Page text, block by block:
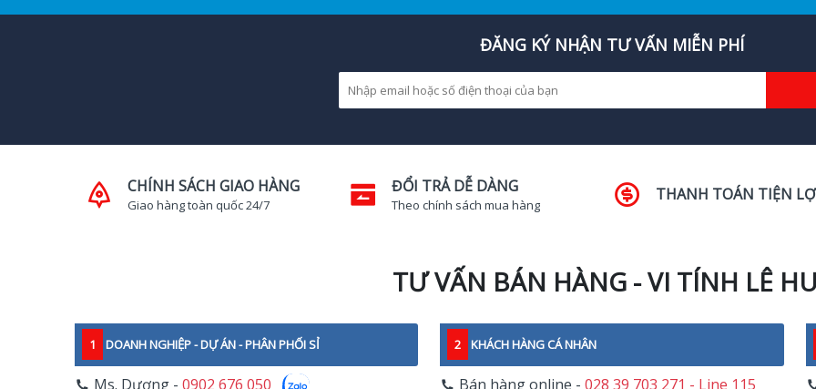
ĐĂNG KÝ NHẬN TƯ VẤN MIỄN PHÍ
CHÍNH SÁCH GIAO HÀNG
Giao hàng toàn quốc 24/7
ĐỔI TRẢ DỄ DÀNG
Theo chính sách mua hàng
THANH TOÁN TIỆN
TƯ VẤN BÁN HÀNG - VI TÍNH LÊ
1 DOANH NGHIỆP - DỰ ÁN - PHÂN PHỐI SỈ
Ms. Dương - 0902 676 050
2 KHÁCH HÀNG CÁ NHÂN
Bán hàng online -028 39 703 271 - Line 115